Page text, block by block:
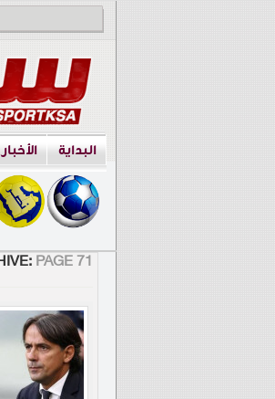
البداية الأخبار
PAGE 71